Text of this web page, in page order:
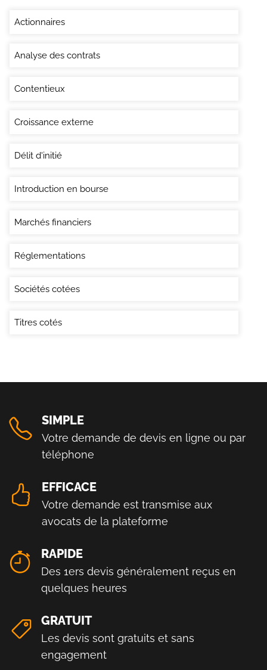
Actionnaires
Analyse des contrats
Contentieux
Croissance externe
Délit d'initié
Introduction en bourse
Marchés financiers
Réglementations
Sociétés cotées
Titres cotés
SIMPLE
Votre demande de devis en ligne ou par
téléphone
EFFICACE
Votre demande est transmise aux
avocats de la plateforme
RAPIDE
Des 1ers devis généralement reçus en
quelques heures
GRATUIT
Les devis sont gratuits et sans
engagement